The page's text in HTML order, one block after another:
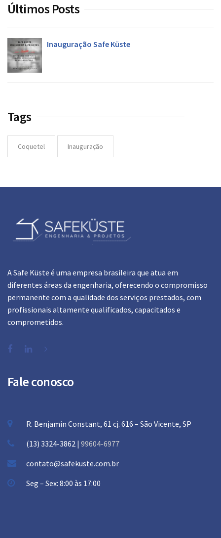
Últimos Posts
Inauguração Safe Küste
Tags
Coquetel Inauguração
A Safe Küste é uma empresa brasileira que atua em
diferentes áreas da engenharia, oferecendo o compromisso
permanente com a qualidade dos serviços prestados, com
profissionais altamente qualificados, capacitados e
comprometidos.
Fale conosco
R. Benjamin Constant, 61 cj. 616 – São Vicente, SP
(13) 3324-3862 | 99604-6977
contato@safekuste.com.br
Seg – Sex: 8:00 às 17:00